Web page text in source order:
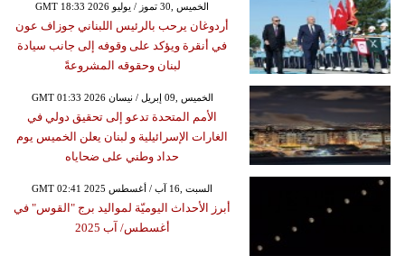
GMT 18:33 2026 الخميس ,30 تموز / يوليو
أردوغان يرحب بالرئيس اللبناني جوزاف عون
في أنقرة ويؤكد على وقوفه إلى جانب سيادة
لبنان وحقوقه المشروعةً
GMT 01:33 2026 الخميس ,09 إبريل / نيسان
الأمم المتحدة تدعو إلى تحقيق دولي في
الغارات الإسرائيلية و لبنان يعلن الخميس يوم
حداد وطني على ضحاياه
GMT 02:41 2025 السبت ,16 آب / أغسطس
أبرز الأحداث اليوميّة لمواليد برج "القوس" في
أغسطس/ آب 2025